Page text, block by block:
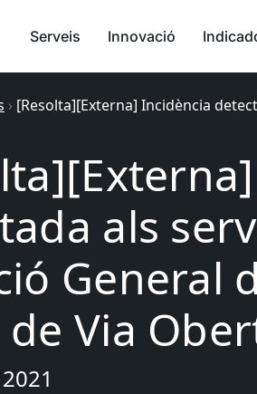
Serveis Innovació
› [Resolta][Externa] Incidència
als
General
de Via